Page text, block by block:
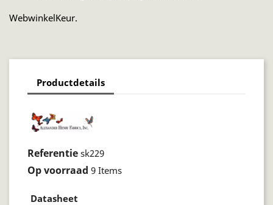
WebwinkelKeur.
Productdetails
Referentie sk229
Op voorraad 9 Items
Datasheet